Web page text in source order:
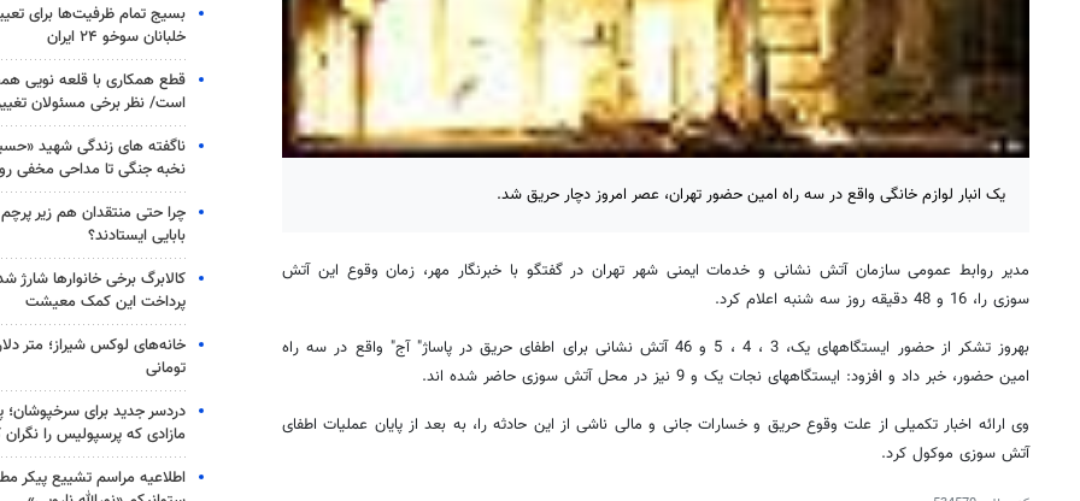
یک انبار لوازم خانگی واقع در سه راه امین حضور تهران، عصر امروز دچار حریق شد.
مدیر روابط عمومی سازمان آتش نشانی و خدمات ایمنی شهر تهران در گفتگو با خبرنگار مهر، زمان وقوع این آتش
سوزی را، 16 و 48 دقیقه روز سه شنبه اعلام کرد.
بهروز تشکر از حضور ایستگاههای یک، 3 ، 4 ، 5 و 46 آتش نشانی برای اطفای حریق در پاساژ" آج" واقع در سه راه
امین حضور، خبر داد و افزود: ایستگاههای نجات یک و 9 نیز در محل آتش سوزی حاضر شده اند.
وی ارائه اخبار تکمیلی از علت وقوع حریق و خسارات جانی و مالی ناشی از این حادثه را، به بعد از پایان عملیات اطفای
آتش سوزی موکول کرد.
بسیج تمام ظرفیت‌ها برای
خلبانان سوخو ۲۴ ایران
قطع همکاری با قلعه نویی
است/ نظر برخی مسئولان
ناگفته های زندگی شهید
نخبه جنگی تا مداحی مخفی
چرا حتی منتقدان هم زیر
بابایی ایستادند؟
کالابرگ برخی خانوارها شارژ
پرداخت این کمک معیشت
خانه‌های لوکس شیراز؛ متر
تومانی
دردسر جدید برای سرخپوشان؛
مازادی که پرسپولیس را نگران
اطلاعیه مراسم تشییع پیکر